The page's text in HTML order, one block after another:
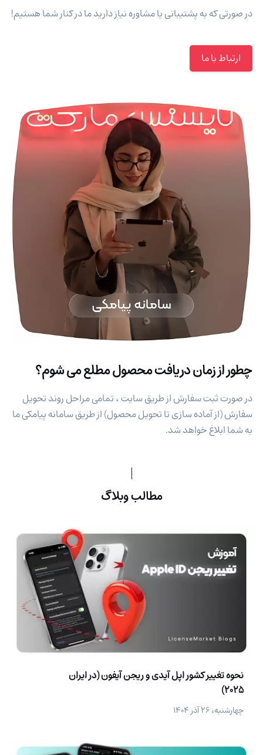
در صورتی که به پشتیبانی یا مشاوره نیاز دارید ما در کنار شما هستیم!
ارتباط با ما
چطور از زمان دریافت محصول مطلع می شوم؟
در صورت ثبت سفارش از طریق سایت ، تمامی مراحل روند تحویل
سفارش (از آماده سازی تا تحویل محصول) از طریق سامانه پیامکی ما
به شما ابلاغ خواهد شد.
مطالب وبلاگ
نحوه تغییر کشور اپل آیدی و ریجن آیفون (در ایران
2025)
چهارشنبه، ۲۶ آذر ۱۴۰۴